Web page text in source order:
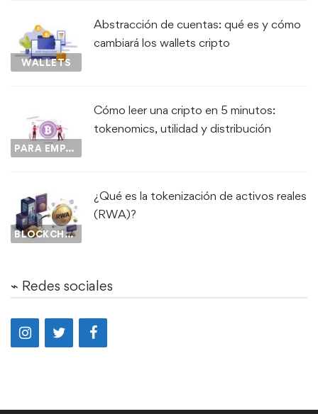
WALLETS
Abstracción de cuentas: qué es y cómo
cambiará los wallets cripto
PARA EMPEZAR...
Cómo leer una cripto en 5 minutos:
tokenomics, utilidad y distribución
BLOCKCHAIN
¿Qué es la tokenización de activos reales
(RWA)?
⌁ Redes sociales